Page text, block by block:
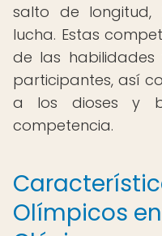
salto de longitud,
lucha. Estas
de las
participantes, así
a los dioses y
competencia.
Olímpicos